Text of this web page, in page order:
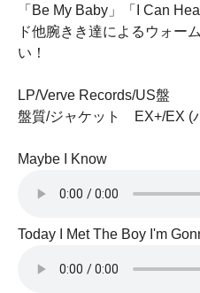
「Be My Baby」「I Can
ド他腕きき達によるウォー
い！
LP/Verve Records/US盤
盤質/ジャケット EX+/EX (
Maybe I Know
Today I Met The Boy I'm